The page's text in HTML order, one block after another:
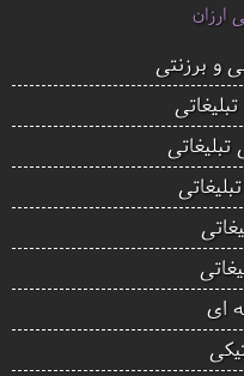
ارزان
و برزنتی
ای